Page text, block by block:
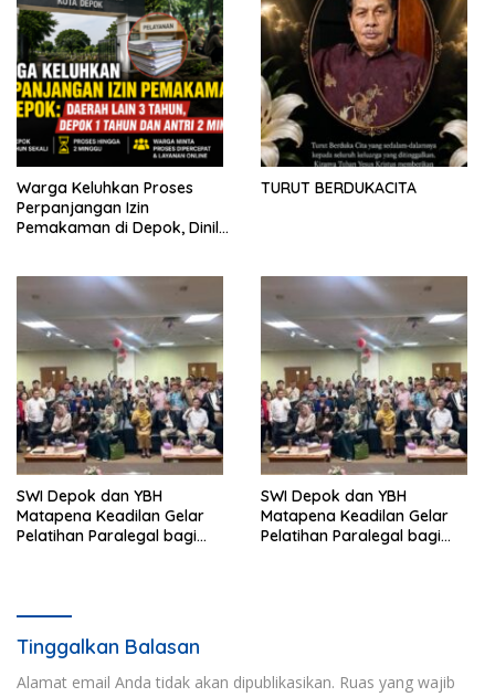
Warga Keluhkan Proses
Perpanjangan Izin
Pemakaman di Depok, Dinilai
TURUT BERDUKACITA
SWI Depok dan YBH
Matapena Keadilan Gelar
Pelatihan Paralegal bagi
SWI Depok dan YBH
Matapena Keadilan Gelar
Pelatihan Paralegal bagi
Tinggalkan Balasan
Alamat email Anda tidak akan dipublikasikan. Ruas yang wajib